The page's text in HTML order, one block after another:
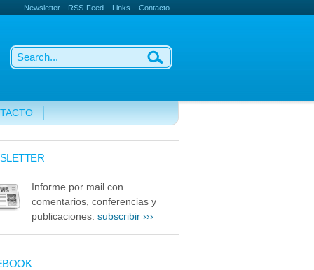
Newsletter RSS-Feed Links Contacto
Informe por mail con
comentarios, conferencias y
publicaciones. subscribir ›››